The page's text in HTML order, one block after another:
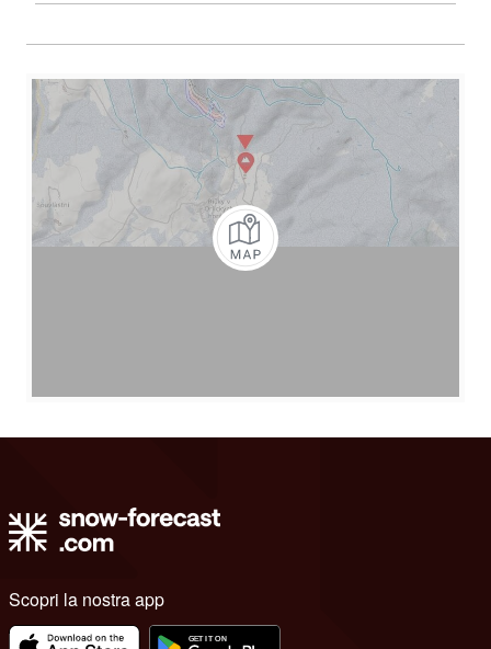
Scopri la nostra app